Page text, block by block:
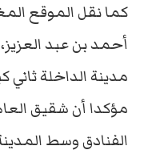
كما نقل الموقع
أحمد بن عبد
مدينة الداخلة
مؤكدا أن شقيق
الفنادق وسط